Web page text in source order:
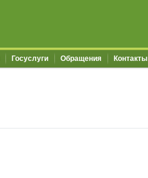
Госуслуги Обращения Контакты